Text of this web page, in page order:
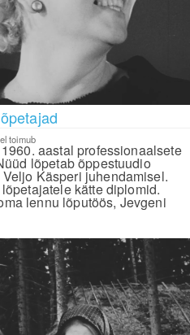
toimub
aastal professionaalsete
lõpetab õppestuudio
Käsperi juhendamisel.
kätte diplomid.
lennu lõputöös, Jevgeni